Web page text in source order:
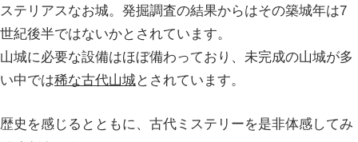
ステリアスなお城。発掘調査の結果からはその築城年は7
世紀後半ではないかとされています。
山城に必要な設備はほぼ備わっており、未完成の山城が多
い中では稀な古代山城とされています。
歴史を感じるとともに、古代ミステリーを是非体感してみ